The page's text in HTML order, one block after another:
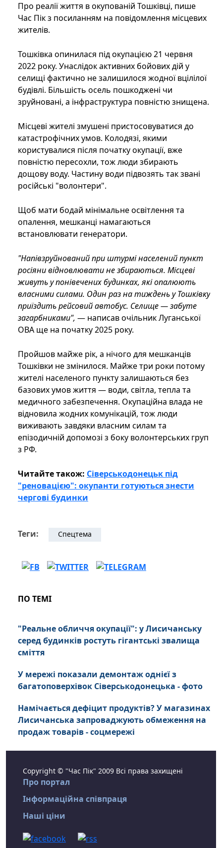
Про реалії життя в окупованій Тошківці, пише
Час Пік з посиланням на повідомлення місцевих
жителів.
Тошківка опинилася під окупацією 21 червня
2022 року. Унаслідок активних бойових дій у
селищі фактично не залишилося жодної вцілілої
будівлі. Більшість осель пошкоджені чи
зруйновані, а інфраструктура повністю знищена.
Місцеві жителі змушені пристосовуватися до
катастрофічних умов. Колодязі, якими
користувалися після початку окупації, вже
повністю пересохли, тож люди збирають
дощову воду. Частину води підвозять так звані
російські "волонтери".
Щоб мати бодай мінімальне освітлення та
опалення, мешканці намагаються
встановлювати генератори.
"Напівзруйнований при штурмі населений пункт
росіяни відновлювати не збираються. Місцеві
живуть у понівечених будинках, які опалюють
власними силами. Один раз на тиждень у Тошківку
приїздить рейсовий автобус. Селище — забуте
загарбниками", — написав очільник Луганської
ОВА ще на початку 2025 року.
Пройшов майже рік, а нічого для мешканців
Тошківки не змінилося. Майже три роки потому
жителі населеного пункту залишаються без
базових умов життя — води, світла, тепла та
медичного забезпечення. Окупаційна влада не
відновила жодних комунікацій, тож люди
виживають завдяки власним силам та
епізодичній допомозі з боку волонтерських груп
з РФ.
Читайте також: Сіверськодонецьк під
"реновацією": окупанти готуються знести
чергові будинки
Теги: Спецтема
ПО ТЕМІ
"Реальне обличчя окупації": у Лисичанську
серед будинків ростуть гігантські звалища
сміття
У мережі показали демонтаж однієї з
багатоповерхівок Сіверськодонецька - фото
Намічається дефіцит продуктів? У магазинах
Лисичанська запроваджують обмеження на
продаж товарів - соцмережі
Copyright © "Час Пік" 2009 Всі права захищені
Про портал
Інформаційна співпраця
Наші ціни